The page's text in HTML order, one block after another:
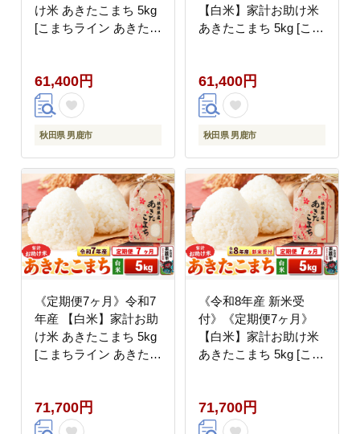
け米 あきたこまち 5kg
[こまちライン あきたこ
田 秋田県産]
61,400円
秋田県 男鹿市
【白米】家計お助け米
あきたこまち 5kg [こま
精米 米どころ 秋田 秋
田県産 新米 先行受付]
61,400円
秋田県 男鹿市
《定期便7ヶ月》令和7
年産 【白米】家計お助
け米 あきたこまち 5kg
[こまちライン あきたこ
田 秋田県産]
71,700円
《令和8年産 新米受
付》《定期便7ヶ月》
【白米】家計お助け米
あきたこまち 5kg [こま
精米 米どころ 秋田 秋
田県産 新米 先行受付]
71,700円